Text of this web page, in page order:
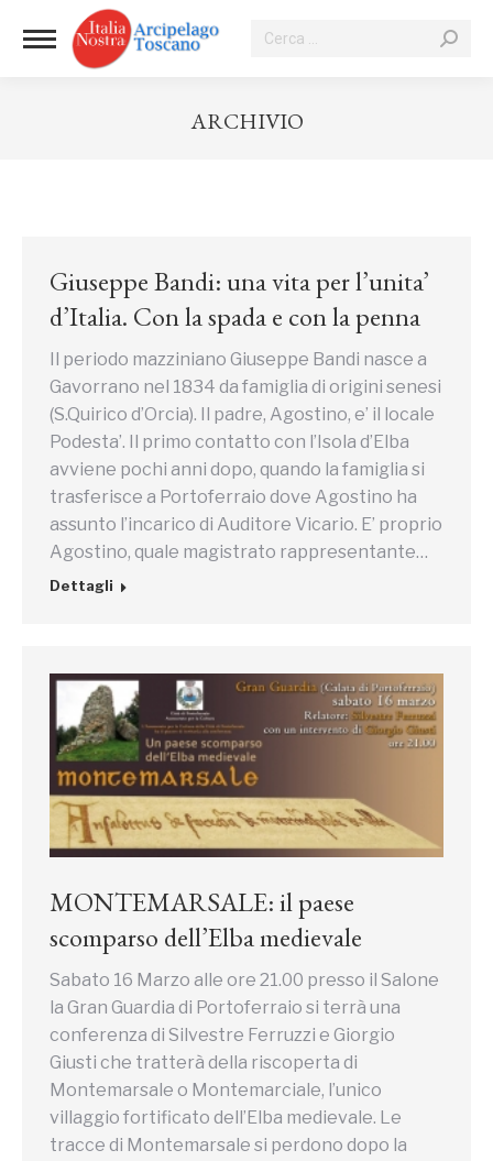
Cerca:
ARCHIVIO
Giuseppe Bandi: una vita per l’unita’
d’Italia. Con la spada e con la penna
Il periodo mazziniano Giuseppe Bandi nasce a
Gavorrano nel 1834 da famiglia di origini senesi
(S.Quirico d’Orcia). Il padre, Agostino, e’ il locale
Podesta’. Il primo contatto con l’Isola d’Elba
avviene pochi anni dopo, quando la famiglia si
trasferisce a Portoferraio dove Agostino ha
assunto l’incarico di Auditore Vicario. E’ proprio
Agostino, quale magistrato rappresentante…
Dettagli
MONTEMARSALE: il paese
scomparso dell’Elba medievale
Sabato 16 Marzo alle ore 21.00 presso il Salone
la Gran Guardia di Portoferraio si terrà una
conferenza di Silvestre Ferruzzi e Giorgio
Giusti che tratterà della riscoperta di
Montemarsale o Montemarciale, l’unico
villaggio fortificato dell’Elba medievale. Le
tracce di Montemarsale si perdono dopo la